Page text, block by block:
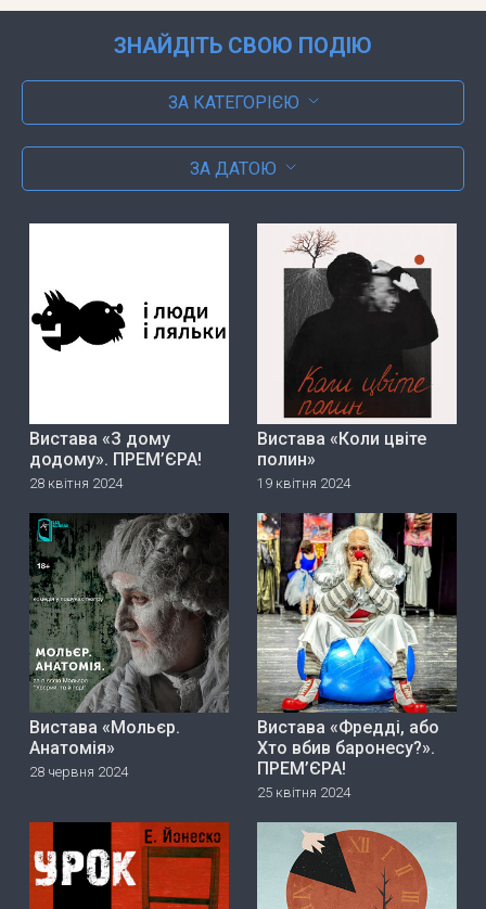
ЗНАЙДІТЬ СВОЮ ПОДІЮ
ЗА КАТЕГОРІЄЮ
ЗА ДАТОЮ
Вистава «З дому
додому». ПРЕМ’ЄРА!
28 квітня 2024
Вистава «Коли цвіте
полин»
19 квітня 2024
Вистава «Мольєр.
Анатомія»
28 червня 2024
Вистава «Фредді, або
Хто вбив баронесу?».
ПРЕМ’ЄРА!
25 квітня 2024